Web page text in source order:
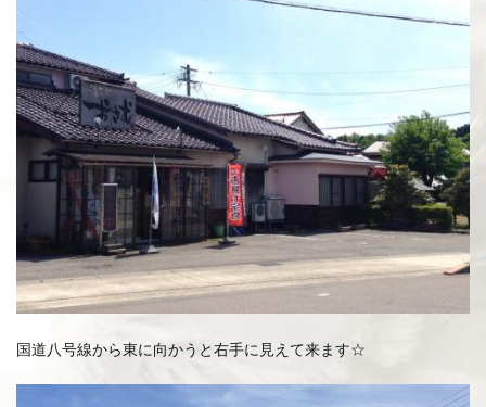
国道八号線から東に向かうと右手に見えて来ます☆